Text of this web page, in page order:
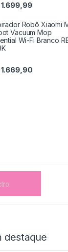
Robô Xiaomi
Vacuum Mop
Wi-Fi Branco
destaque